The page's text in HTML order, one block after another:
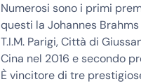
Numerosi sono i primi
questi la Johannes
T.I.M. Parigi, Città di
Cina nel 2016 e secondo
È vincitore di tre